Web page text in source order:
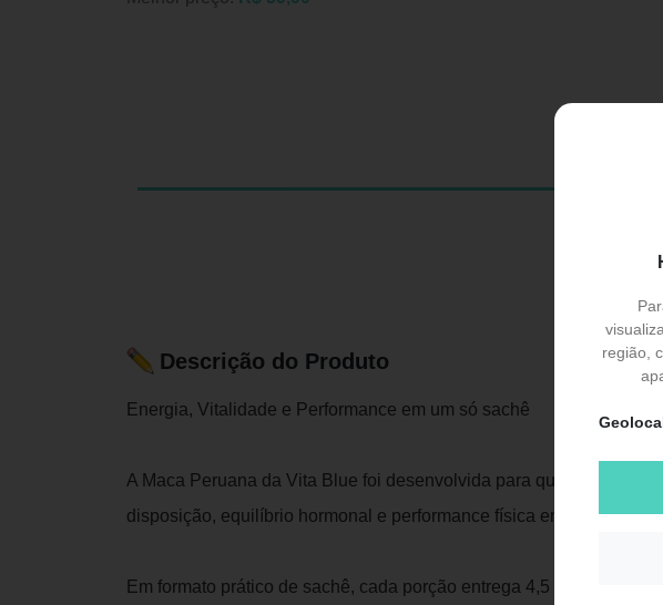
região,
Descrição do Produto
Energia, Vitalidade e Performance em um só sachê
A Maca Peruana da Vita Blue foi desenvolvida para quem busca
disposição, equilíbrio hormonal e performance física em sua rotina.
Em formato prático de sachê, cada porção entrega 4,5 g de maca